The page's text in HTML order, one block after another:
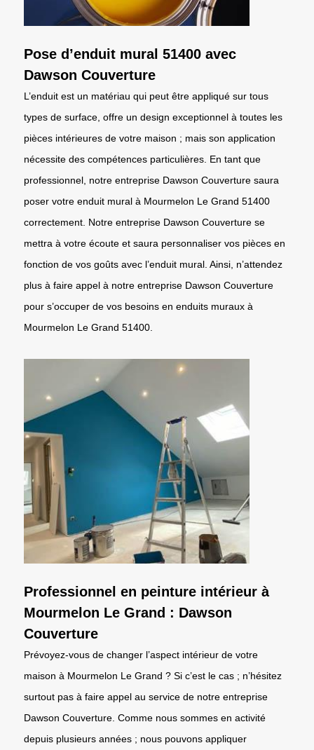
Pose d’enduit mural 51400 avec
Dawson Couverture
L’enduit est un matériau qui peut être appliqué sur tous
types de surface, offre un design exceptionnel à toutes les
pièces intérieures de votre maison ; mais son application
nécessite des compétences particulières. En tant que
professionnel, notre entreprise Dawson Couverture saura
poser votre enduit mural à Mourmelon Le Grand 51400
correctement. Notre entreprise Dawson Couverture se
mettra à votre écoute et saura personnaliser vos pièces en
fonction de vos goûts avec l’enduit mural. Ainsi, n’attendez
plus à faire appel à notre entreprise Dawson Couverture
pour s’occuper de vos besoins en enduits muraux à
Mourmelon Le Grand 51400.
Professionnel en peinture intérieur à
Mourmelon Le Grand : Dawson
Couverture
Prévoyez-vous de changer l’aspect intérieur de votre
maison à Mourmelon Le Grand ? Si c’est le cas ; n’hésitez
surtout pas à faire appel au service de notre entreprise
Dawson Couverture. Comme nous sommes en activité
depuis plusieurs années ; nous pouvons appliquer